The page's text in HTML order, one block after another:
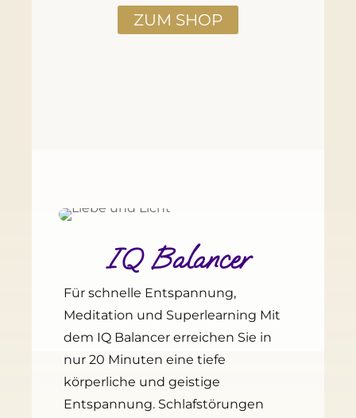
ZUM SHOP
IQ Balancer
Für schnelle Entspannung,
Meditation und Superlearning Mit
dem IQ Balancer erreichen Sie in
nur 20 Minuten eine tiefe
körperliche und geistige
Entspannung. Schlafstörungen